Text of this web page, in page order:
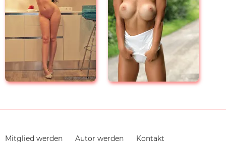
Navigation
Mitglied werden Autor werden Kontakt